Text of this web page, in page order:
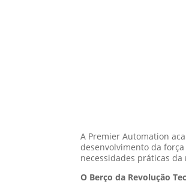
A Premier Automation
desenvolvimento da
necessidades práticas
O Berço da Revolução